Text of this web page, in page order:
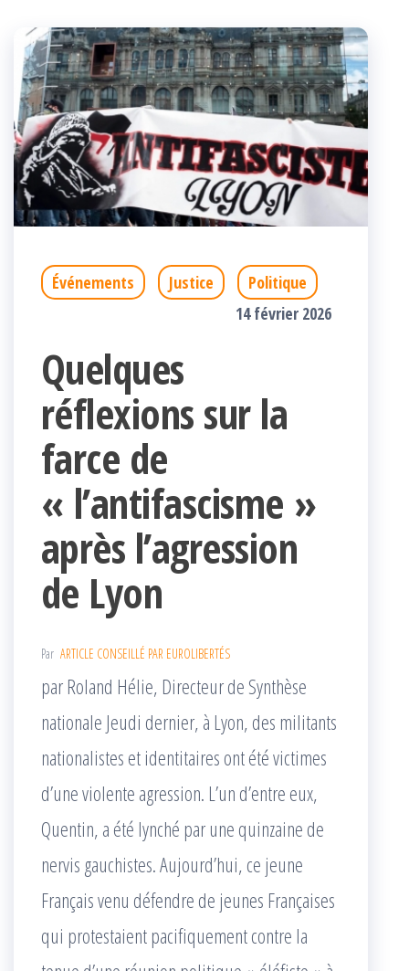
Événements Justice
Politique
14 février 2026
Quelques
réflexions sur la
farce de
« l’antifascisme »
après l’agression
de Lyon
Par ARTICLE CONSEILLÉ PAR EUROLIBERTÉS
par Roland Hélie, Directeur de Synthèse
nationale Jeudi dernier, à Lyon, des militants
nationalistes et identitaires ont été victimes
d’une violente agression. L’un d’entre eux,
Quentin, a été lynché par une quinzaine de
nervis gauchistes. Aujourd’hui, ce jeune
Français venu défendre de jeunes Françaises
qui protestaient pacifiquement contre la